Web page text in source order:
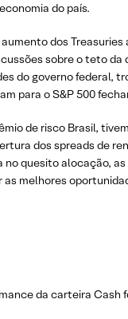
do país.
dos
sobre o teto da
do governo federal,
para o S&P 500
de risco Brasil,
dos spreads de
quesito alocação,
melhores
da carteira Cash